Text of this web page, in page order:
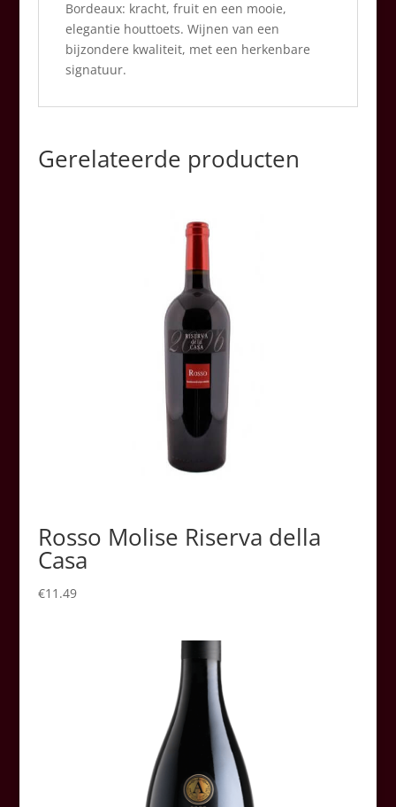
Bordeaux: kracht, fruit en een mooie,
elegantie houttoets. Wijnen van een
bijzondere kwaliteit, met een herkenbare
signatuur.
Gerelateerde producten
Rosso Molise Riserva della
Casa
€11.49